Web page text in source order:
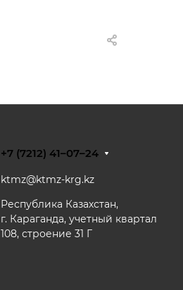
+7 (7212) 41–07–24
ktmz@ktmz-krg.kz
Республика Казахстан,
г. Караганда, учетный квартал
108, строение 31 Г